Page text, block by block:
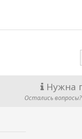
Нужна
Остались